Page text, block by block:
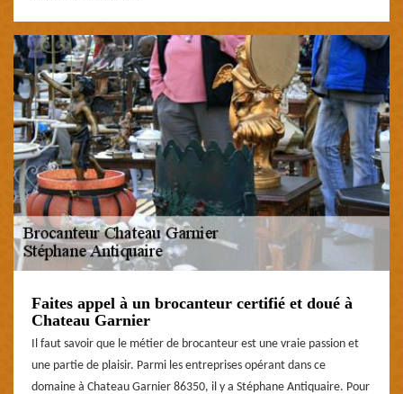
Faites appel à un brocanteur certifié et doué à
Chateau Garnier
Il faut savoir que le métier de brocanteur est une vraie passion et
une partie de plaisir. Parmi les entreprises opérant dans ce
domaine à Chateau Garnier 86350, il y a Stéphane Antiquaire. Pour